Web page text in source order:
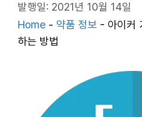
발행일: 2021년 10월 14일
Home - 약품 정보 - 아이커
하는 방법